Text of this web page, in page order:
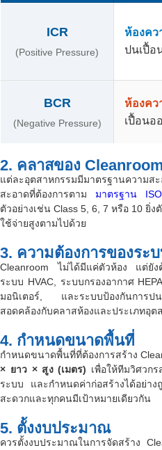
ICR
(Positive Pressure)
ห้องคว
ปนเปื้อ
BCR
(Negative Pressure)
ห้องค
เปื้อนอ
2. คลาสของ
แต่ละอุตสาหกรรมมีมาตรฐานความส
สะอาดที่ต้องการตามมาตรฐาน
ตัวอย่างเช่น Class 5, 6, 7 หรือ 10 ยิ่
ใช้จ่ายสูงตามไปด้วย
3. ความต้องการของระ
Cleanroom ไม่ได้มีแค่ตัวห้อง แต่ยั
ระบบ HVAC, ระบบกรองอากาศ
มอนิเตอร์, และระบบป้องกันการป
สอดคล้องกับคลาสห้องและประเภทอุ
4. กำหนดขนาดพื้นที่
กำหนดขนาดพื้นที่ที่ต้องการสร้าง
× ยาว × สูง (เมตร) เพื่อให้ทีมวิศวก
ระบบ และกำหนดค่าก่อสร้างได้อย่าง
สะดวกและทุกคนมีเป้าหมายเดียวกัน
5. ตั้งงบประมาณ
ควรตั้งงบประมาณในการจัดสร้าง